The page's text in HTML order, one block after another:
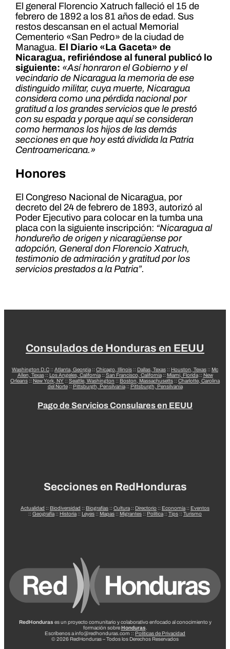
El general Florencio Xatruch falleció el 15 de
febrero de 1892 a los 81 años de edad. Sus
restos descansan en el actual Memorial
Cementerio «San Pedro» de la ciudad de
Managua. El Diario «La Gaceta» de
Nicaragua, refiriéndose al funeral publicó lo
siguiente: «Así honraron el Gobierno y el
vecindario de Nicaragua la memoria de ese
distinguido militar, cuya muerte, Nicaragua
considera como una pérdida nacional por
gratitud a los grandes servicios que le prestó
con su espada y porque aquí se consideran
como hermanos los hijos de las demás
secciones en que hoy está dividida la Patria
Centroamericana.»
Honores
El Congreso Nacional de Nicaragua, por
decreto del 24 de febrero de 1893, autorizó al
Poder Ejecutivo para colocar en la tumba una
placa con la siguiente inscripción: “Nicaragua al
hondureño de origen y nicaragüense por
adopción, General don Florencio Xatruch,
testimonio de admiración y gratitud por los
servicios prestados a la Patria”.
Consulados de Honduras en EEUU
Washington D.C :: Atlanta, Georgia :: Chicago, Illinois :: Dallas, Texas :: Houston, Texas :: Mc
Allen, Texas:: Los Angeles, California:: San Francisco, California:: Miami, Florida:: New
Orleans :: New York, NY :: Seattle, Washington :: Boston, Massachusetts :: Charlotte, Carolina
del Norte:: Pittsburgh, Pensilvania:: Pittsburgh, Pensilvania
Pago de Servicios Consulares en EEUU
Secciones en RedHonduras
Actualidad :: Biodiversidad :: Biografías :: Cultura :: Directorio :: Economía :: Eventos
:: Geografía :: Historia :: Leyes :: Mapas :: Migrantes :: Política :: Tips :: Turismo
RedHonduras es un proyecto comunitario y colaborativo enfocado al conocimiento y
formación sobreHonduras
Escríbenos a info@redhonduras.com :: Políticas de Privacidad
© 2026 RedHonduras – Todos los Derechos Reservados